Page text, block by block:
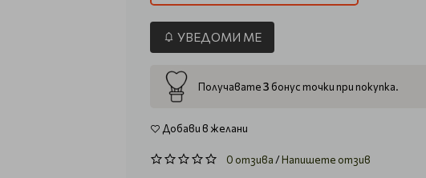
УВЕДОМИ МЕ
Получавате3 бонус точки при покупка.
Добави в желани
0 отзива/Напишете отзив